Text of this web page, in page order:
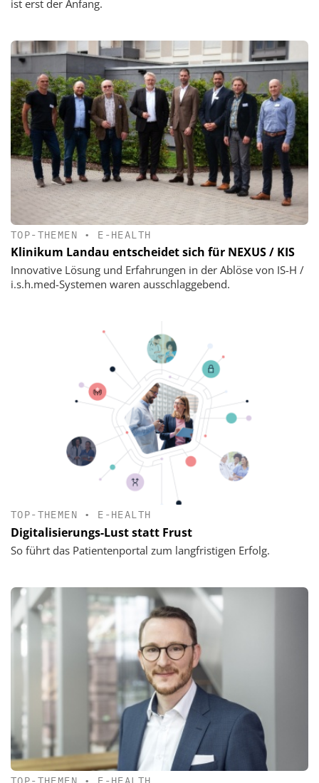
ist erst der Anfang.
TOP-THEMEN • E-HEALTH
Klinikum Landau entscheidet sich für NEXUS / KIS
Innovative Lösung und Erfahrungen in der Ablöse von IS-H /
i.s.h.med-Systemen waren ausschlaggebend.
TOP-THEMEN • E-HEALTH
Digitalisierungs-Lust statt Frust
So führt das Patientenportal zum langfristigen Erfolg.